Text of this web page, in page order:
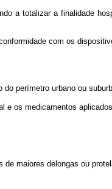
a totalizar a finalidade
com os
perímetro urbano ou
os medicamentos
maiores delongas ou